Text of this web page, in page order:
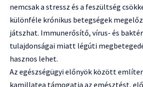
nemcsak a stressz és a feszültség
különféle krónikus betegségek
játszhat. Immunerősítő, vírus- és
tulajdonságai miatt légúti
hasznos lehet.
Az egészségügyi előnyök között
kamillatea támogatja az emésztést,